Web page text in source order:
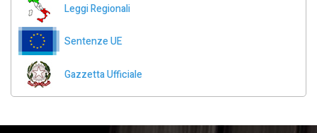
Leggi Regionali
Sentenze UE
Gazzetta Ufficiale